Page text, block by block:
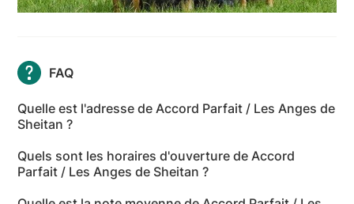
FAQ
Quelle est l'adresse de Accord Parfait / Les Anges de
Sheitan ?
est La Carronnière, 01560 Servignat - Ain
Quels sont les horaires d'ouverture de Accord
Parfait / Les Anges de Sheitan ?